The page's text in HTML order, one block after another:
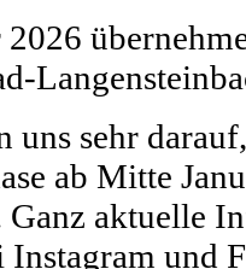
2026
uns sehr
ab Mitte
Ganz aktuelle
Instagram und